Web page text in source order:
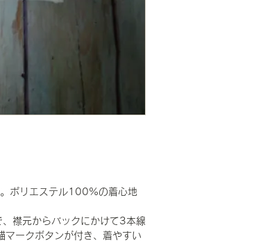
ポリエステル100%の着心地
襟元からバックにかけて3本線
マークボタンが付き、着やすい